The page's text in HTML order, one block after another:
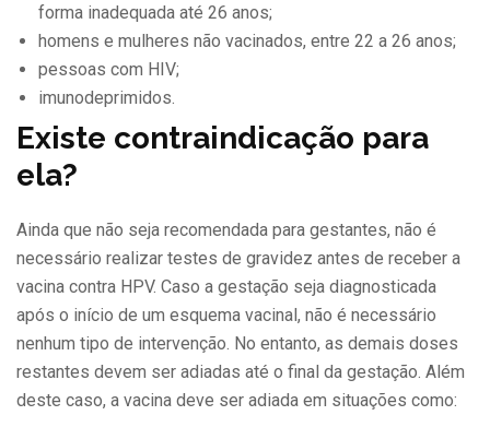
forma inadequada até 26 anos;
homens e mulheres não vacinados, entre 22 a 26 anos;
pessoas com HIV;
imunodeprimidos.
Existe contraindicação para
ela?
Ainda que não seja recomendada para gestantes, não é
necessário realizar testes de gravidez antes de receber a
vacina contra HPV. Caso a gestação seja diagnosticada
após o início de um esquema vacinal, não é necessário
nenhum tipo de intervenção. No entanto, as demais doses
restantes devem ser adiadas até o final da gestação. Além
deste caso, a vacina deve ser adiada em situações como: